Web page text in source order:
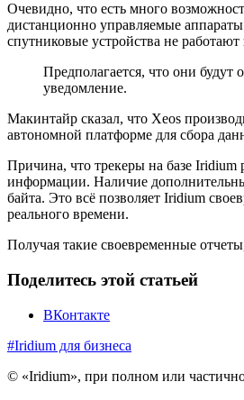
Очевидно, что есть много
дистанционно управляемые
спутниковые устройства не
Предполагается, что они
уведомление.
Макинтайр сказал, что Xeos
автономной платформе для сбора
Причина, что трекеры на базе Iridium
информации. Наличие
байта. Это всё позволяет Iridium
реального времени.
Получая такие своевременные
Поделитесь этой статьей
ВКонтакте
#Iridium для бизнеса
© «Iridium», при полном или